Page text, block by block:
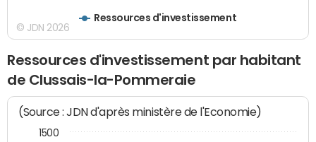
Ressources d'investissement
© JDN 2026
Ressources d'investissement par habitant
de Clussais-la-Pommeraie
(Source : JDN d'après ministère de l'Economie)
1500